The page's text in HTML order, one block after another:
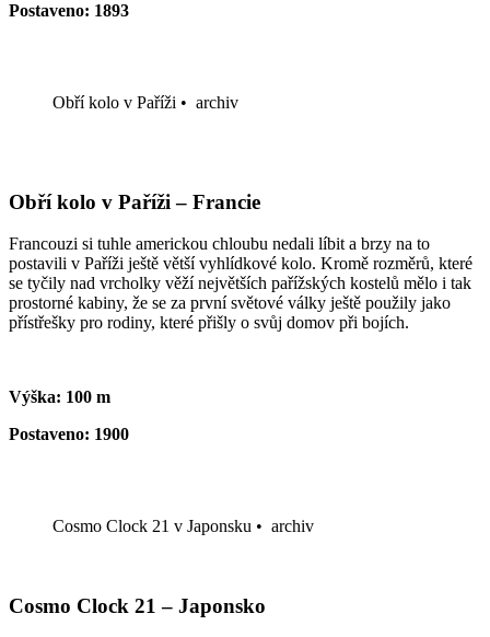
Postaveno: 1893
Obří kolo v Paříži • archiv
Obří kolo v Paříži – Francie
Francouzi si tuhle americkou chloubu nedali líbit a brzy na to
postavili v Paříži ještě větší vyhlídkové kolo. Kromě rozměrů, které
se tyčily nad vrcholky věží největších pařížských kostelů mělo i tak
prostorné kabiny, že se za první světové války ještě použily jako
přístřešky pro rodiny, které přišly o svůj domov při bojích.
Výška: 100 m
Postaveno: 1900
Cosmo Clock 21 v Japonsku • archiv
Cosmo Clock 21 – Japonsko